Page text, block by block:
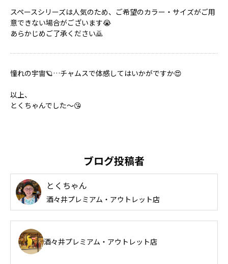
スペースシリーズは人気のため、ご希望のカラー・サイズがご用
意できない場合がございます😭
あらかじめご了承ください🙇
憧れの宇宙🪐…チャムスで体感してはいかがですか😍
以上、
とくちゃんでした～😘
ブログ投稿者
とくちゃん
酒々井プレミアム・アウトレット店
酒々井プレミアム・アウトレット店